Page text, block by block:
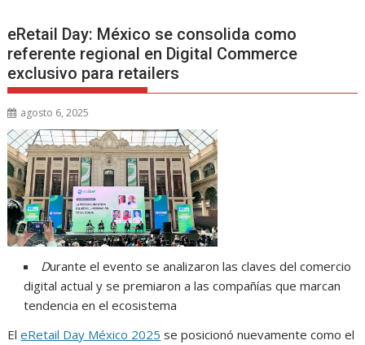
eRetail Day: México se consolida como
referente regional en Digital Commerce
exclusivo para retailers
agosto 6, 2025
Durante el evento se analizaron las claves del comercio
digital actual y se premiaron a las compañías que marcan
tendencia en el ecosistema
EleRetail Day México 2025 se posicionó nuevamente como el